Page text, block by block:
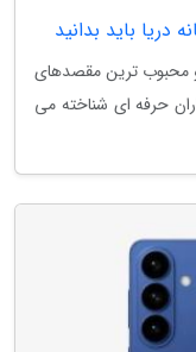
و محبوب ترین مقصدهای
حرفه ای شناخته می